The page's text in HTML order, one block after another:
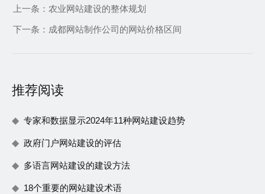
上一条： 农业网站建设的整体规划
下一条： 成都网站制作公司的网站价格区间
推荐阅读
专家和数据显示2024年11种网站建设趋势
政府门户网站建设的评估
多语言网站建设的建设方法
18个重要的网站建设术语